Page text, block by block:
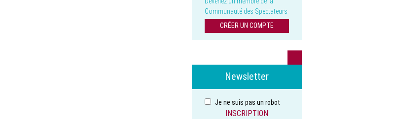
Communauté des Spectateurs
CRÉER UN COMPTE
Newsletter
Je ne suis pas un robot
INSCRIPTION